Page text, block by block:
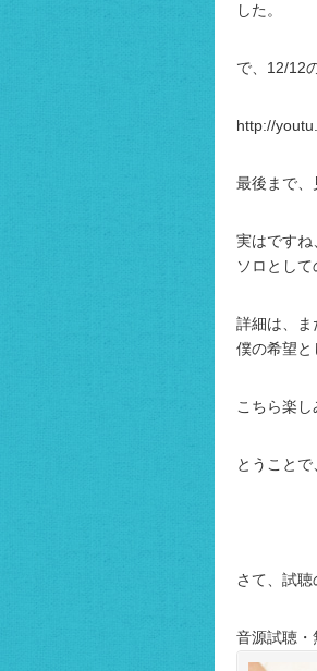
した。
で、12/12
http://
最後まで、
実はですね
ソロとし
詳細は、ま
僕の希望と
こちら楽
とうこと
さて、試
音源試聴・